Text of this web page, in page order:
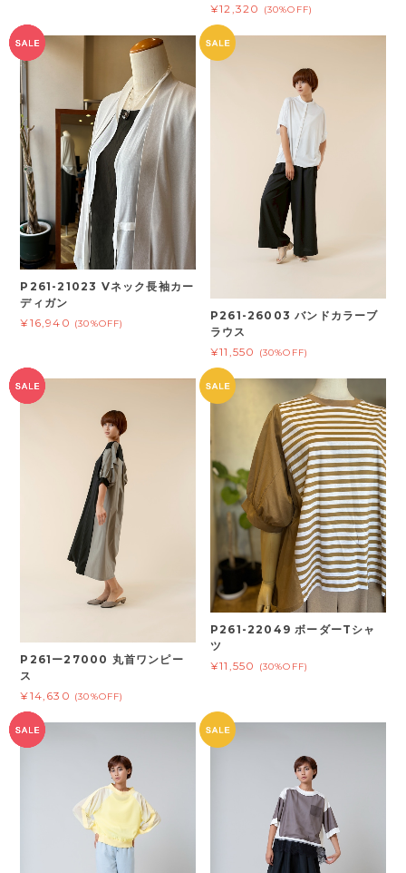
¥12,320
(30%OFF)
P261-21023 Vネック長袖カー
ディガン
¥16,940 (30%OFF)
P261-26003 バンドカラーブ
ラウス
¥11,550
(30%OFF)
P261ー27000 丸首ワンピー
ス
¥14,630 (30%OFF)
P261-22049 ボーダーTシャ
ツ
¥11,550
(30%OFF)